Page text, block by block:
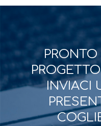
INVIACI